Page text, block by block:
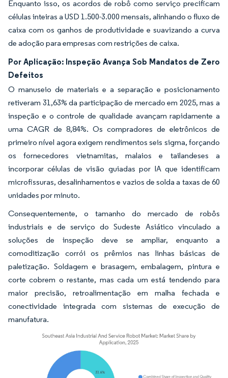
Enquanto isso, os acordos de robô como serviço precificam
células inteiras a USD 1.500-3.000 mensais, alinhando o fluxo de
caixa com os ganhos de produtividade e suavizando a curva
de adoção para empresas com restrições de caixa.
Por Aplicação: Inspeção Avança Sob Mandatos de Zero
Defeitos
O manuseio de materiais e a separação e posicionamento
retiveram 31,63% da participação de mercado em 2025, mas a
inspeção e o controle de qualidade avançam rapidamente a
uma CAGR de 8,84%. Os compradores de eletrônicos de
primeiro nível agora exigem rendimentos seis sigma, forçando
os fornecedores vietnamitas, malaios e tailandeses a
incorporar células de visão guiadas por IA que identificam
microfissuras, desalinhamentos e vazios de solda a taxas de 60
unidades por minuto.
Consequentemente, o tamanho do mercado de robôs
industriais e de serviço do Sudeste Asiático vinculado a
soluções de inspeção deve se ampliar, enquanto a
comoditização corrói os prêmios nas linhas básicas de
paletização. Soldagem e brasagem, embalagem, pintura e
corte cobrem o restante, mas cada um está tendendo para
maior precisão, retroalimentação em malha fechada e
conectividade integrada com sistemas de execução de
manufatura.